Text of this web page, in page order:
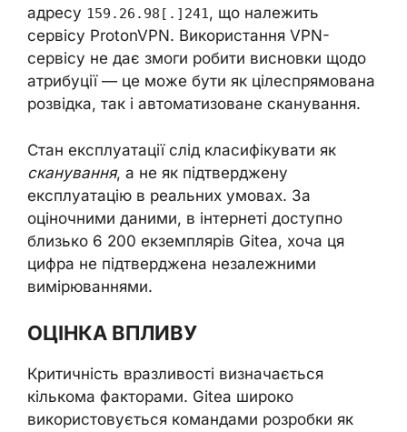
адресу 159.26.98[.]241, що належить
сервісу ProtonVPN. Використання VPN-
сервісу не дає змоги робити висновки щодо
атрибуції — це може бути як цілеспрямована
розвідка, так і автоматизоване сканування.
Стан експлуатації слід класифікувати як
сканування, а не як підтверджену
експлуатацію в реальних умовах. За
оціночними даними, в інтернеті доступно
близько 6 200 екземплярів Gitea, хоча ця
цифра не підтверджена незалежними
вимірюваннями.
ОЦІНКА ВПЛИВУ
Критичність вразливості визначається
кількома факторами. Gitea широко
використовується командами розробки як